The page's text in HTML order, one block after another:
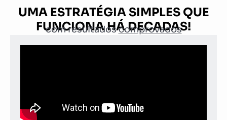
UMA ESTRATÉGIA SIMPLES QUE
FUNCIONA HÁ DECADAS!
com resultadoscomprovados